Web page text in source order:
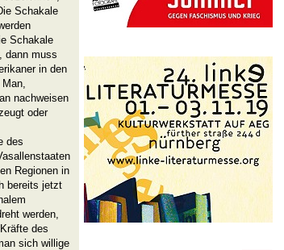
Schakale
Schakale
dann muss
in den
nachweisen
oder
des
Regionen in
bereits jetzt
werden,
des
sich willige